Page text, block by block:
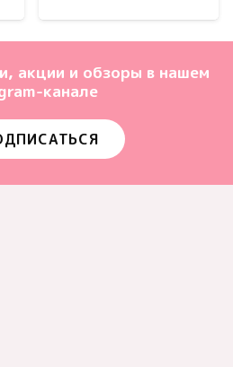
акции и обзоры в нашем
канале